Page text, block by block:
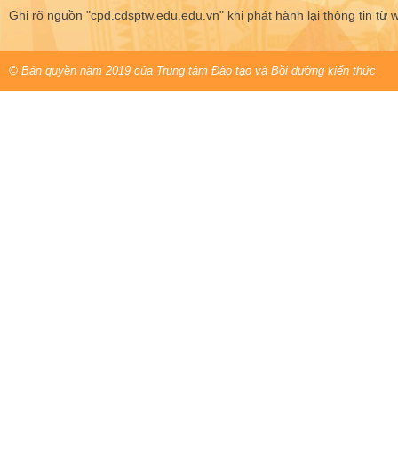
Ghi rõ nguồn "cpd.cdsptw.edu.edu.vn" khi phát hành lại thông tin từ
© Bản quyền năm 2019 của Trung tâm Đào tạo và Bồi dưỡng kiến thức